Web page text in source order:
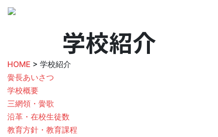
学校紹介
HOME > 学校紹介
黌長あいさつ
学校概要
三網領・黌歌
沿革・在校生徒数
教育方針・教育課程